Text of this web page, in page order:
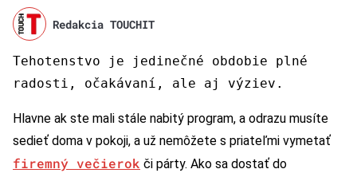
Redakcia TOUCHIT
Tehotenstvo je jedinečné obdobie plné
radosti, očakávaní, ale aj výziev.
Hlavne ak ste mali stále nabitý program, a odrazu musíte
sedieť doma v pokoji, a už nemôžete s priateľmi vymetať
firemný večierok či párty. Ako sa dostať do